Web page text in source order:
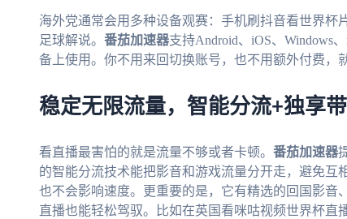
海外党通常会用多种设备观赛：手机刷抖音看世界
足球解说。 番茄加速器支持Android、iOS、Windows
备上使用。你不用来回切换账号，也不用额外付费，
稳定无限流量，智能分流+独享
看直播最害怕的就是流量不够或者卡顿。 番茄加速器
的智能分流技术能把影音和游戏流量分开走，避免
也不会影响速度。更重要的是，它有精选的回国影音
直播也能轻松驾驭。比如在英国看咪咕视频世界杯